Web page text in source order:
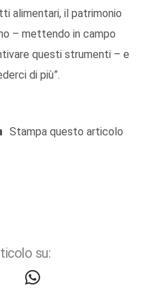
alimentari, il patrimonio
– mettendo in campo
questi strumenti – e
di più”.
Stampa questo articolo
su: